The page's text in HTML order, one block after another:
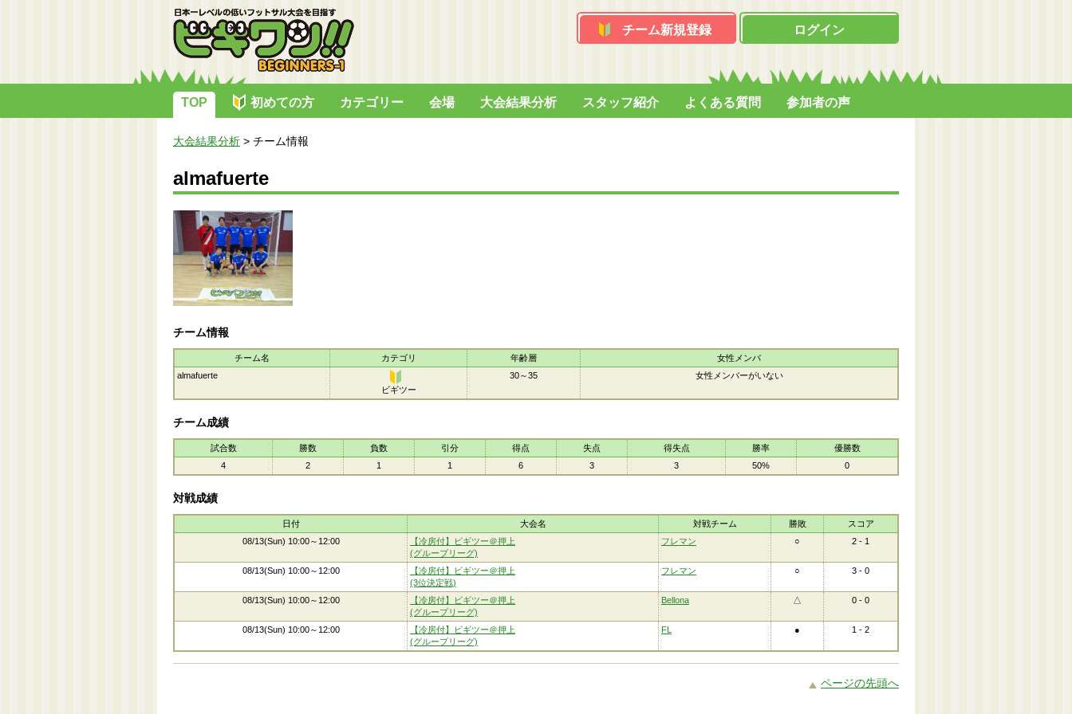
チーム新規登録 ログイン
TOP 初めての方 カテゴリー 会場 大会結果分析 スタッフ紹介 よくある質問 参加者の声
大会結果分析 > チーム情報
almafuerte
チーム情報
チーム名 カテゴリ 年齢層
女性メンバ
almafuerte
ビギ
ツー
ビギツー
30～35 女性メンバーがいない
チーム成績
試合数 勝数 負数 引分 得点 失点 得失点 勝率
優勝数
4
2 1 1 6 3 3 50% 0
対戦成績
日付 大会名 対戦チーム 勝敗
スコア
08/13(Sun) 10:00～12:00
【冷房付】ビギツー＠押上
(グループリーグ)
フレマン ○ 2 - 1
08/13(Sun) 10:00～12:00
【冷房付】ビギツー＠押上
(3位決定戦)
フレマン ○ 3 - 0
08/13(Sun) 10:00～12:00
【冷房付】ビギツー＠押上
(グループリーグ)
Bellona △ 0 - 0
08/13(Sun) 10:00～12:00
【冷房付】ビギツー＠押上
(グループリーグ)
FL ● 1 - 2
ページの先頭へ